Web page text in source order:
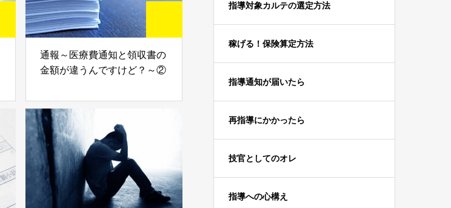
通報～医療費通知と領収書の
金額が違うんですけど？～②
指導対象カルテの選定方法
稼げる！保険算定方法
指導通知が届いたら
再指導にかかったら
技官としてのオレ
指導への心構え